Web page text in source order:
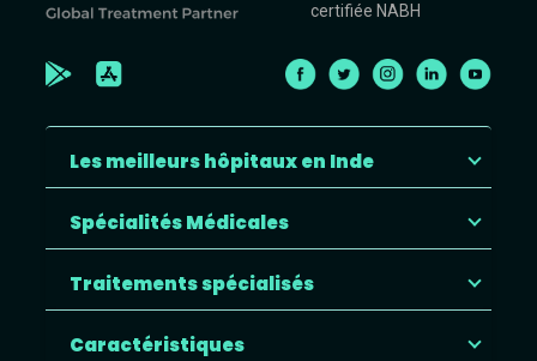
certifiée NABH
Les meilleurs hôpitaux en Inde
Spécialités Médicales
Traitements spécialisés
Caractéristiques